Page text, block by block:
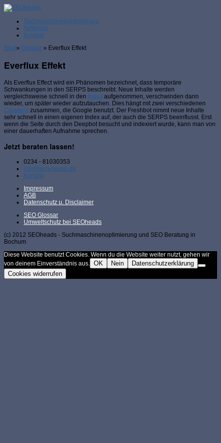
Suchmaschinenoptimierung
AdWords
Kontakt
Start» Glossar » Everflux Effekt
Everflux Effekt
Als Everflux Effect wird ein Phänomen bezeichnet, dass temporäre
Schwankungen in den SERPS beschreibt. Neue Inhalte werden
vergleichsweise schnell in den Index aufgenommen, verschwinden dann
wieder, um später wieder aufzutauchen. Dies hängt mit zwei verschiedenen
Crawlern zusammen, die Google benutzt. Der Freshbot nimmt neue Inhalte
sehr schnell in einen eigenen Index auf, der auch die SERPS beeinflusst. Erst
wenn die Seite durch den Deepbot besucht und indexiert wurde, kann man von
einer dauerhaften Aufnahme sprechen.
Jetzt beraten lassen!
0234 - 81030353
info@seo-heads.de
Kontakt
Impressum
AGB
Datenschutz u. Disclaimer
SEO Glossar
Umweltschutz bei SEOheads
(c) 2012 SEOheads - Suchmaschinenoptimierung und SEO Beratung in
Bochum
Diese Website benutzt Cookies. Wenn du die Website weiter nutzt, gehen wir
von deinem Einverständnis aus. OK Nein
Datenschutzerklärung
Cookies widerrufen